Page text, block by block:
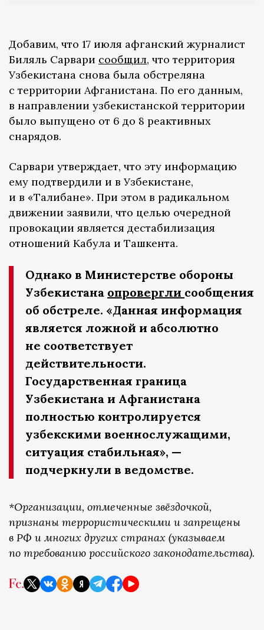
Добавим, что 17 июля афганский журналист
Биляль Сарвари сообщил, что территория
Узбекистана снова была обстреляна
с территории Афганистана. По его данным,
в направлении узбекистанской территории
было выпущено от 6 до 8 реактивных
снарядов.
Сарвари утверждает, что эту информацию
ему подтвердили и в Узбекистане,
и в «Талибане». При этом в радикальном
движении заявили, что целью очередной
провокации является дестабилизация
отношений Кабула и Ташкента.
Однако в Министерстве обороны
Узбекистана опровергли сообщения
об обстреле. «Данная информация
является ложной и абсолютно
не соответствует
действительности.
Государственная граница
Узбекистана и Афганистана
полностью контролируется
узбекскими военнослужащими,
ситуация стабильная», —
подчеркнули в ведомстве.
*Организации, отмеченные звёздочкой,
признаны террористическими и запрещены
в РФ и многих других странах (указываем
по требованию российского законодательства).